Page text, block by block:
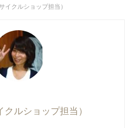
イクルショップ担当）
ルショップ担当）